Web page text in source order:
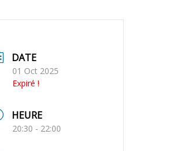
DATE
01 Oct 2025
Expiré !
HEURE
20:30 - 22:00